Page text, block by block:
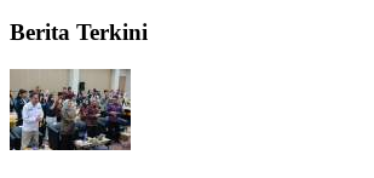
Berita Terkini